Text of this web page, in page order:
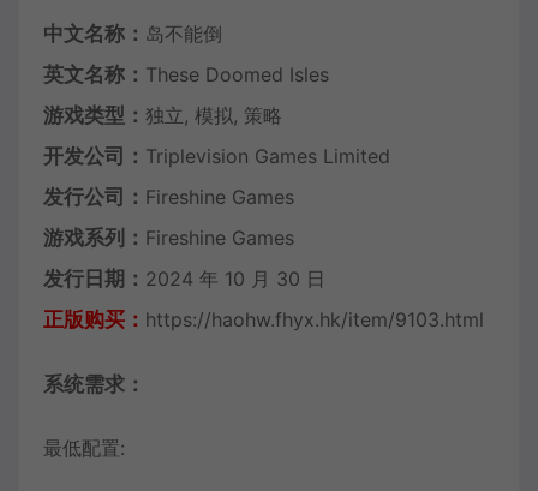
中文名称： 岛不能倒
英文名称： These Doomed Isles
游戏类型： 独立, 模拟, 策略
开发公司： Triplevision Games Limited
发行公司： Fireshine Games
游戏系列： Fireshine Games
发行日期： 2024 年 10 月 30 日
正版购买： https://haohw.fhyx.hk/item/9103.html
系统需求：
最低配置: